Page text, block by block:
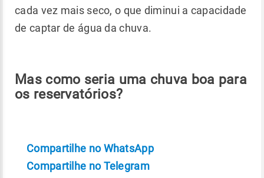
cada vez mais seco, o que diminui a capacidade
de captar de água da chuva.
Mas como seria uma chuva boa para
os reservatórios?
Compartilhe no WhatsApp
Compartilhe no Telegram